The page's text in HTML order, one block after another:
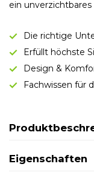
ein
Die richtige
Erfüllt höchste
Design &
Fachwissen für
Eigenschaften